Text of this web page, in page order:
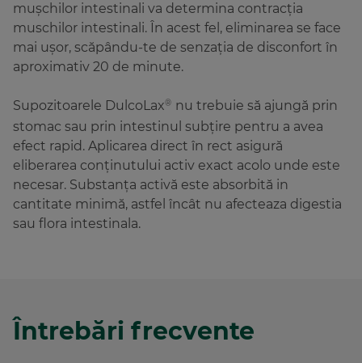
mușchilor intestinali va determina contracția
muschilor intestinali. În acest fel, eliminarea se face
mai ușor, scăpându-te de senzația de disconfort în
aproximativ 20 de minute.
Supozitoarele DulcoLax® nu trebuie să ajungă prin
stomac sau prin intestinul subțire pentru a avea
efect rapid. Aplicarea direct în rect asigură
eliberarea conținutului activ exact acolo unde este
necesar. Substanța activă este absorbită in
cantitate minimă, astfel încât nu afecteaza digestia
sau flora intestinala.
Întrebări frecvente